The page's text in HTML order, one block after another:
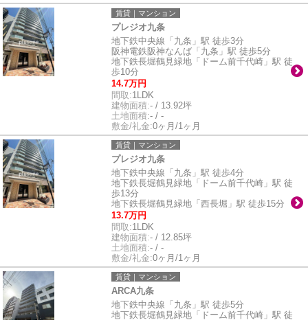
賃貸｜マンション
プレジオ九条
地下鉄中央線「九条」駅 徒歩3分
阪神電鉄阪神なんば「九条」駅 徒歩5分
地下鉄長堀鶴見緑地「ドーム前千代崎」駅 徒
歩10分
14.7万円
間取:1LDK
建物面積:- / 13.92坪
土地面積:- / -
敷金/礼金:0ヶ月/1ヶ月
賃貸｜マンション
プレジオ九条
地下鉄中央線「九条」駅 徒歩4分
地下鉄長堀鶴見緑地「ドーム前千代崎」駅 徒
歩13分
地下鉄長堀鶴見緑地「西長堀」駅 徒歩15分
13.7万円
間取:1LDK
建物面積:- / 12.85坪
土地面積:- / -
敷金/礼金:0ヶ月/1ヶ月
賃貸｜マンション
ARCA九条
地下鉄中央線「九条」駅 徒歩5分
地下鉄長堀鶴見緑地「ドーム前千代崎」駅 徒